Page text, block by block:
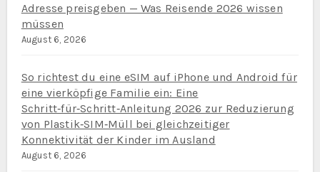
Adresse preisgeben — Was Reisende 2026 wissen
müssen
August 6, 2026
So richtest du eine eSIM auf iPhone und Android für
eine vierköpfige Familie ein: Eine
Schritt‑für‑Schritt‑Anleitung 2026 zur Reduzierung
von Plastik‑SIM‑Müll bei gleichzeitiger
Konnektivität der Kinder im Ausland
August 6, 2026